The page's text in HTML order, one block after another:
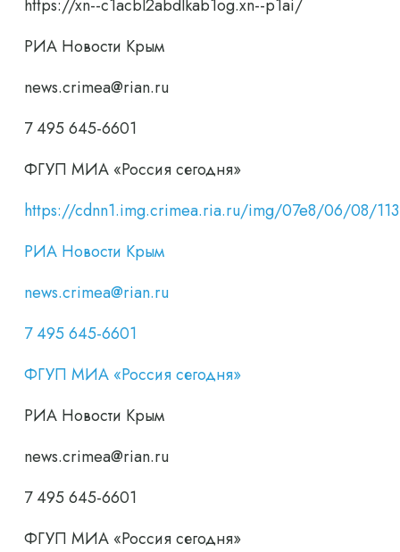
https://xn--c1acbl2abdlkab1og.xn--p1ai/
РИА Новости Крым
news.crimea@rian.ru
7 495 645-6601
ФГУП МИА «Россия сегодня»
https://cdnn1.img.crimea.ria.ru/img/07e8/06/08/
РИА Новости Крым
news.crimea@rian.ru
7 495 645-6601
ФГУП МИА «Россия сегодня»
РИА Новости Крым
news.crimea@rian.ru
7 495 645-6601
ФГУП МИА «Россия сегодня»